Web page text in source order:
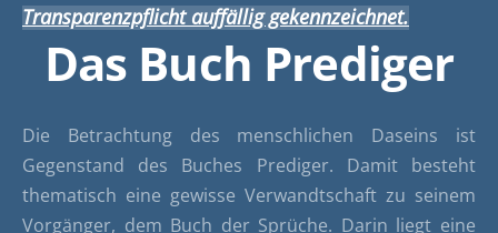
Transparenzpflicht auffällig gekennzeichnet.
Das Buch Prediger
Die Betrachtung des menschlichen Daseins ist
Gegenstand des Buches Prediger. Damit besteht
thematisch eine gewisse Verwandtschaft zu seinem
Vorgänger, dem Buch der Sprüche. Darin liegt eine